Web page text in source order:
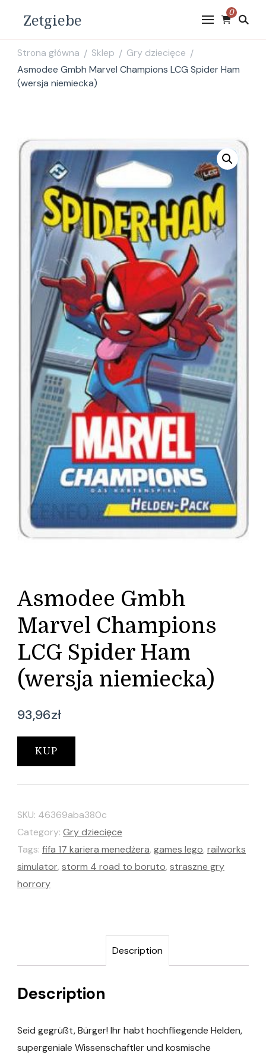
Zetgiebe 0
Strona główna / Sklep / Gry dziecięce /
Asmodee Gmbh Marvel Champions LCG Spider Ham
(wersja niemiecka)
Asmodee Gmbh
Marvel Champions
LCG Spider Ham
(wersja niemiecka)
93,96zł
KUP
SKU: 46369aba380c
Category: Gry dziecięce
Tags: fifa 17 kariera menedżera, games lego, railworks
simulator, storm 4 road to boruto, straszne gry
horrory
Description
Description
Seid gegrüßt, Bürger! Ihr habt hochfliegende Helden,
supergeniale Wissenschaftler und kosmische